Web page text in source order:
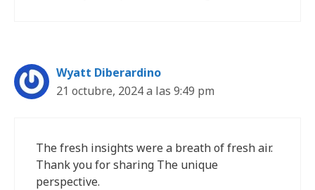
Wyatt Diberardino
21 octubre, 2024 a las 9:49 pm
The fresh insights were a breath of fresh air.
Thank you for sharing The unique
perspective.